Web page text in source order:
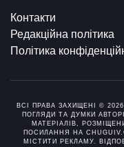
Контакти
Редакційна політика
Політика
ВСІ ПРАВА ЗАХИЩЕНІ ©
ПОГЛЯДИ ТА ДУМКИ
МАТЕРІАЛІВ,
ПОСИЛАННЯ НА
МІСТИТИ РЕКЛАМУ.